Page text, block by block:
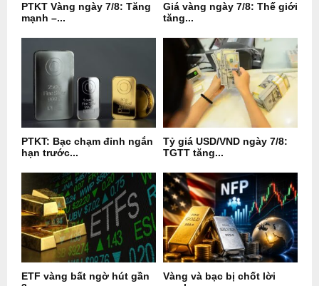
PTKT Vàng ngày 7/8: Tăng
mạnh –...
Giá vàng ngày 7/8: Thế giới
tăng...
PTKT: Bạc chạm đỉnh ngắn
hạn trước...
Tỷ giá USD/VND ngày 7/8:
TGTT tăng...
ETF vàng bất ngờ hút gần
Vàng và bạc bị chốt lời